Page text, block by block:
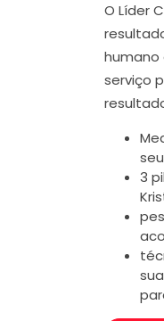
O Líder
humano
serviço
3